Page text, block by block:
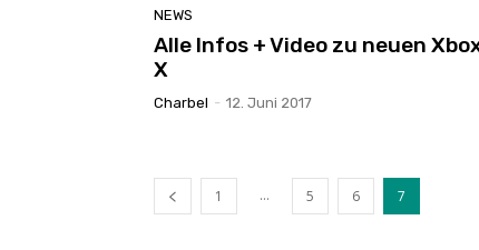
NEWS
Alle Infos + Video zu neuen
X
Charbel - 12. Juni 2017
1 ... 5 6 7